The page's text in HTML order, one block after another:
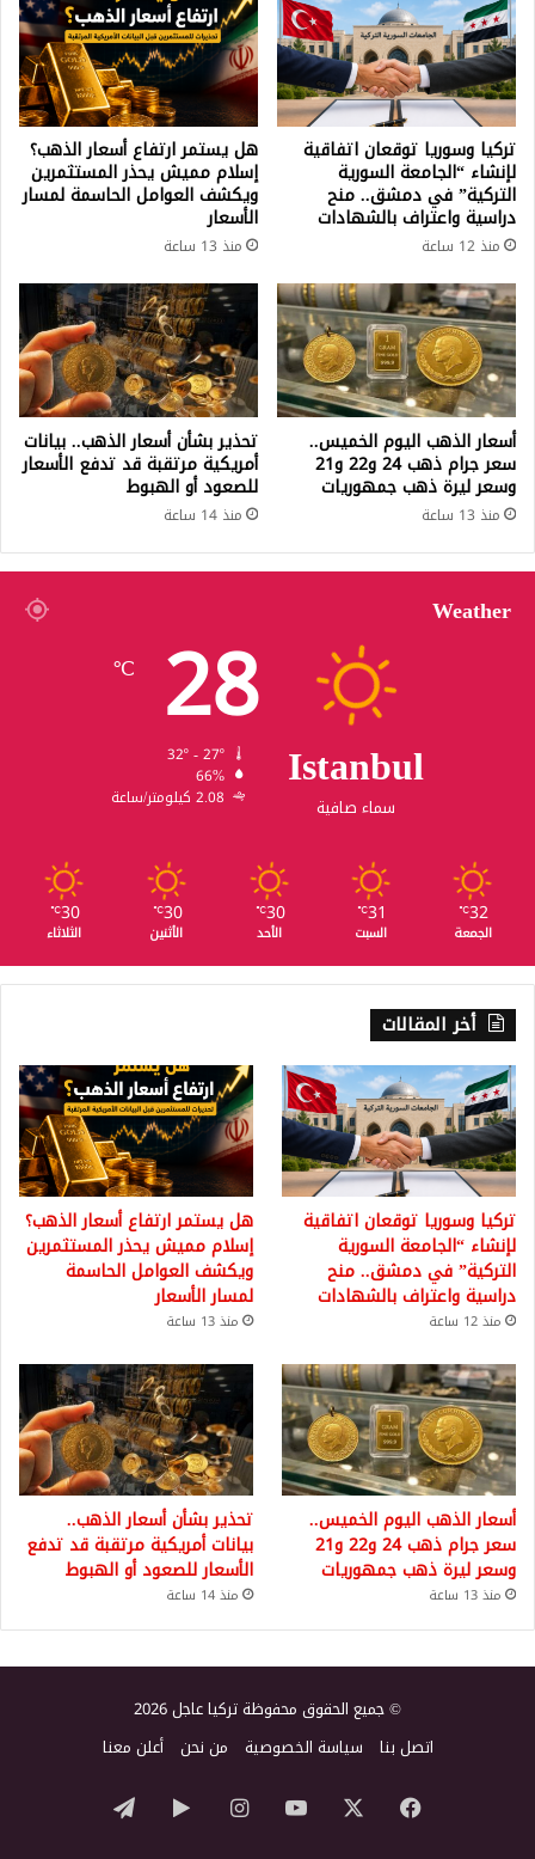
تركيا وسوريا توقعان اتفاقية
لإنشاء “الجامعة السورية
التركية” في دمشق.. منح
دراسية واعتراف بالشهادات
منذ 12 ساعة
هل يستمر ارتفاع أسعار الذهب؟
إسلام مميش يحذر المستثمرين
ويكشف العوامل الحاسمة لمسار
الأسعار
منذ 13 ساعة
أسعار الذهب اليوم الخميس..
سعر جرام ذهب 24 و22 و21
وسعر ليرة ذهب جمهوريات
منذ 13 ساعة
تحذير بشأن أسعار الذهب.. بيانات
أمريكية مرتقبة قد تدفع الأسعار
للصعود أو الهبوط
منذ 14 ساعة
Weather
Istanbul
سماء صافية
28
℃
66%
2.08 كيلومتر/ساعة
32
℃
الجمعة
31
℃
السبت
30
℃
الأحد
30
℃
الأثنين
30
℃
الثلاثاء
أخر المقالات
تركيا وسوريا توقعان اتفاقية
لإنشاء “الجامعة السورية
التركية” في دمشق.. منح
دراسية واعتراف بالشهادات
منذ 12 ساعة
هل يستمر ارتفاع أسعار الذهب؟
إسلام مميش يحذر المستثمرين
ويكشف العوامل الحاسمة
لمسار الأسعار
منذ 13 ساعة
أسعار الذهب اليوم الخميس..
سعر جرام ذهب 24 و22 و21
وسعر ليرة ذهب جمهوريات
منذ 13 ساعة
تحذير بشأن أسعار الذهب..
بيانات أمريكية مرتقبة قد تدفع
الأسعار للصعود أو الهبوط
منذ 14 ساعة
© جميع الحقوق محفوظة تركيا عاجل 2026
اتصل بنا سياسة الخصوصية من نحن أعلن معنا
فيسبوك ‫YouTubeانستقرام‏Googleتيلقرام